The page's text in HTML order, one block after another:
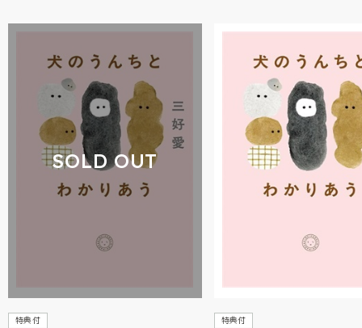
SOLD OUT
特典付 特典付